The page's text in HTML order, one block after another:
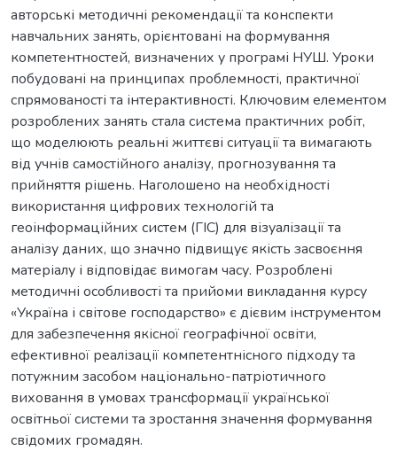
авторські методичні рекомендації та конспекти
навчальних занять, орієнтовані на формування
компетентностей, визначених у програмі НУШ. Уроки
побудовані на принципах проблемності, практичної
спрямованості та інтерактивності. Ключовим елементом
розроблених занять стала система практичних робіт,
що моделюють реальні життєві ситуації та вимагають
від учнів самостійного аналізу, прогнозування та
прийняття рішень. Наголошено на необхідності
використання цифрових технологій та
геоінформаційних систем (ГІС) для візуалізації та
аналізу даних, що значно підвищує якість засвоєння
матеріалу і відповідає вимогам часу. Розроблені
методичні особливості та прийоми викладання курсу
«Україна і світове господарство» є дієвим інструментом
для забезпечення якісної географічної освіти,
ефективної реалізації компетентнісного підходу та
потужним засобом національно-патріотичного
виховання в умовах трансформації української
освітньої системи та зростання значення формування
свідомих громадян.